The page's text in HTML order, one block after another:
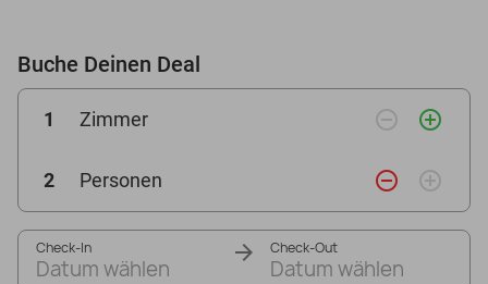
Buche Deinen Deal
1 Zimmer remove_circle_outline add_circle_outline
2 Personen remove_circle_outline add_circle_outline
Check-In
Datum wählen
Check-Out
Datum wählen